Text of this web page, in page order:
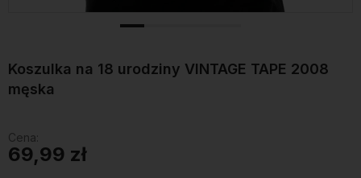
Koszulka na 18 urodziny VINTAGE TAPE 2008
męska
Cena:
69,99 zł